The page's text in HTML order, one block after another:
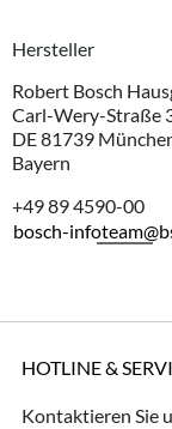
Hersteller
Robert Bosch
Carl-Wery-Straße
DE 81739
Bayern
+49 89 4590-00
bosch-
HOTLINE &
Kontaktieren Sie